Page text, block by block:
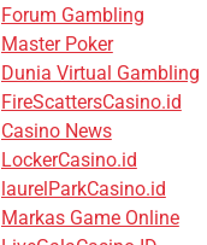
Forum Gambling
Master Poker
Dunia Virtual Gambling
FireScattersCasino.id
Casino News
LockerCasino.id
laurelParkCasino.id
Markas Game Online